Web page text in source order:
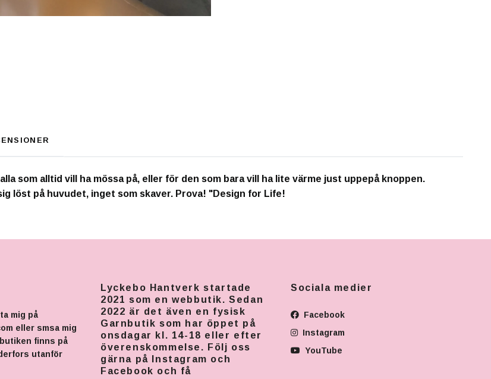
som alltid vill ha mössa på, eller för den som bara vill ha lite värme just uppepå knoppen.
löst på huvudet, inget som skaver. Prova! "Design for Life!
mig på
eller smsa mig
finns på
utanför
Lyckebo Hantverk startade
2021 som en webbutik. Sedan
2022 är det även en fysisk
Garnbutik som har öppet på
onsdagar kl. 14-18 eller efter
överenskommelse. Följ oss
gärna på Instagram och
Facebook och få
Sociala medier
Facebook
Instagram
YouTube